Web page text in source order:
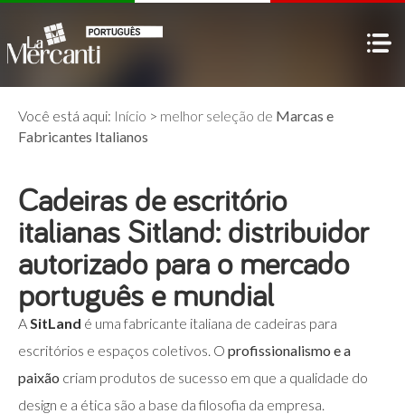
Você está aqui: Início > melhor seleção de Marcas e
Fabricantes Italianos
Cadeiras de escritório
italianas Sitland: distribuidor
autorizado para o mercado
português e mundial
ASitLand é uma fabricante italiana de cadeiras para
escritórios e espaços coletivos. O profissionalismo e a
paixão criam produtos de sucesso em que a qualidade do
design e a ética são a base da filosofia da empresa.